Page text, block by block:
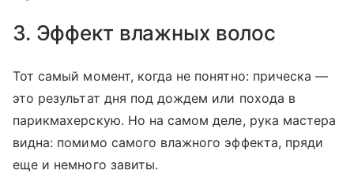
3. Эффект влажных волос
Тот самый момент, когда не понятно: прическа —
это результат дня под дождем или похода в
парикмахерскую. Но на самом деле, рука мастера
видна: помимо самого влажного эффекта, пряди
еще и немного завиты.